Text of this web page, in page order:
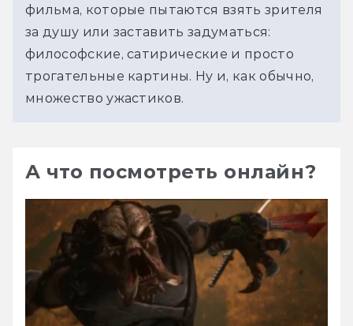
фильма, которые пытаются взять зрителя
за душу или заставить задуматься:
философские, сатирические и просто
трогательные картины. Ну и, как обычно,
множество ужастиков.
А что посмотреть онлайн?